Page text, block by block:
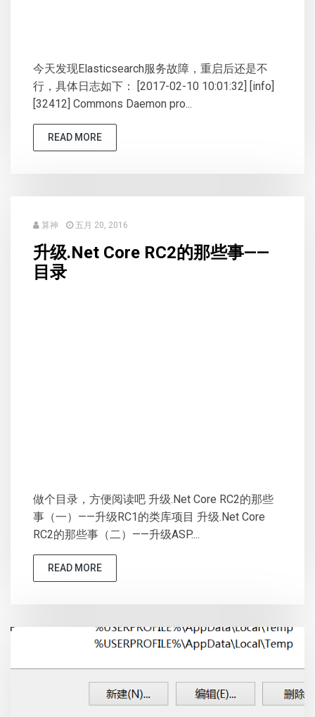
今天发现Elasticsearch服务故障，重启后还是不
行，具体日志如下： [2017-02-10 10:01:32] [info]
[32412] Commons Daemon pro...
READ MORE
算神 五月 20, 2016
升级.Net Core RC2的那些事——
目录
做个目录，方便阅读吧 升级.Net Core RC2的那些
事（一）——升级RC1的类库项目 升级.Net Core
RC2的那些事（二）——升级ASP....
READ MORE